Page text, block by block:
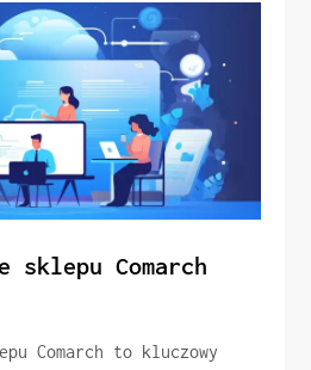
sklepu Comarch
Comarch to kluczowy